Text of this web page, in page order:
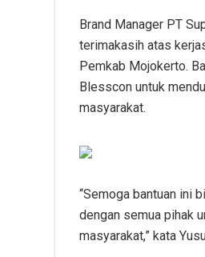
Brand Manager PT
terimakasih atas
Pemkab Mojokerto.
Blesscon untuk
masyarakat.
“Semoga bantuan ini
dengan semua pihak
masyarakat,” kata